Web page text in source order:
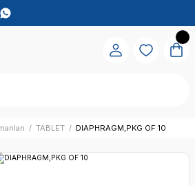
TABLET DIAPHRAGM,PKG OF 10